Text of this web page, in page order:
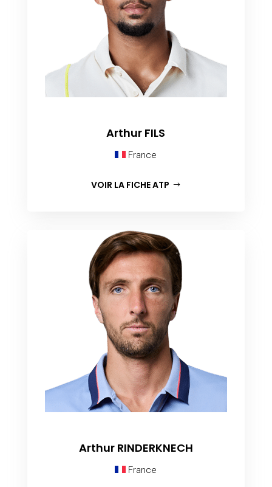
Arthur FILS
France
VOIR LA FICHE ATP
Arthur RINDERKNECH
France